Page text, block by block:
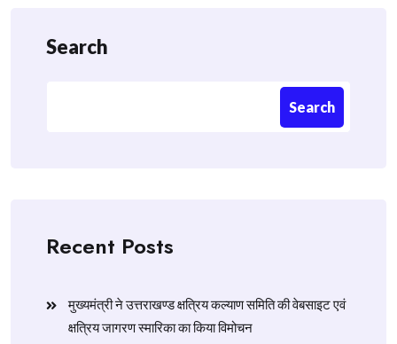
Search
Search
Recent Posts
मुख्यमंत्री ने उत्तराखण्ड क्षत्रिय कल्याण समिति की वेबसाइट एवं
क्षत्रिय जागरण स्मारिका का किया विमोचन